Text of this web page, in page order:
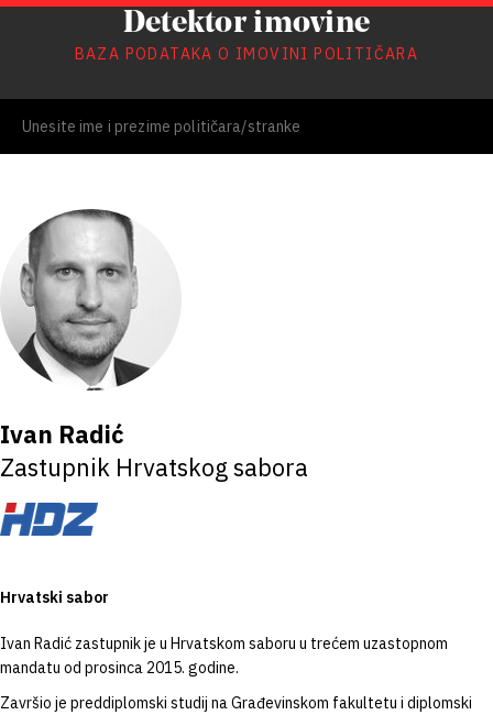
Detektor imovine
BAZA PODATAKA O IMOVINI POLITIČARA
Ivan Radić
Zastupnik Hrvatskog sabora
Hrvatski sabor
Ivan Radić zastupnik je u Hrvatskom saboru u trećem uzastopnom
mandatu od prosinca 2015. godine.
Završio je preddiplomski studij na Građevinskom fakultetu i diplomski